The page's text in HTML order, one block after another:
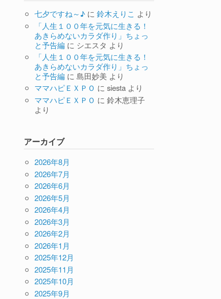
七夕ですね～♪ に鈴木えりこ より
「人生１００年を元気に生きる！
あきらめないカラダ作り」ちょっ
と予告編 に シエスタ より
「人生１００年を元気に生きる！
あきらめないカラダ作り」ちょっ
と予告編 に島田妙美 より
ママハピＥＸＰＯ にsiesta より
ママハピＥＸＰＯ に鈴木恵理子
より
アーカイブ
2026年8月
2026年7月
2026年6月
2026年5月
2026年4月
2026年3月
2026年2月
2026年1月
2025年12月
2025年11月
2025年10月
2025年9月